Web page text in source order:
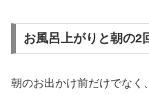
お風呂上がりと朝の2
朝のお出かけ前だけでなく